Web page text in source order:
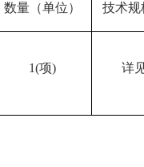
数量（单位） 技术规
1(项) 详